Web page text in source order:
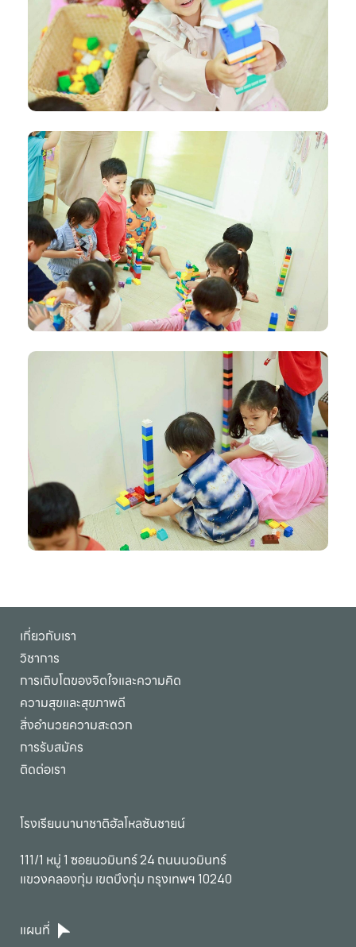
เกี่ยวกับเรา
วิชาการ
การเติบโตของจิตใจและความคิด
ความสุขและสุขภาพดี
สิ่งอำนวยความสะดวก
การรับสมัคร
ติดต่อเรา
โรงเรียนนานาชาติฮัลโหลซันชายน์
111/1 หมู่ 1 ซอยนวมินทร์ 24 ถนนนวมินทร์
แขวงคลองกุ่ม เขตบึงกุ่ม กรุงเทพฯ 10240
แผนที่